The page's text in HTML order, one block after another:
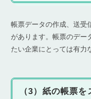
帳票データの作成、送受
があります。帳票のデー
たい企業にとっては有力
（3）紙の帳票